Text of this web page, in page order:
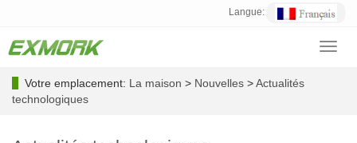
Langue:
Votre emplacement: La maison > Nouvelles >Actualités
technologiques